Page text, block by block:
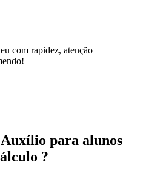
com rapidez, atenção
Auxílio para alunos
?